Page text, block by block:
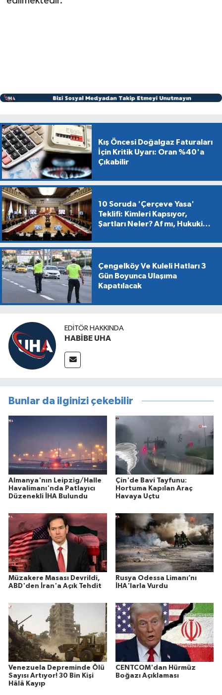
Kış Öncesi Doğalgaz Faturaları
İçin Kritik Uyarı: Oran %40'a
Çıkabilir
10 Soruda 'Çerçeve Yasa'
Teklifi: Kimleri Kapsıyor,
Şartları Neler? Af mı, Hukuki
Çengelköy Ve Kuleli Hatları 3
Gün Boyunca Ulaşıma
Kapatılacak
EDITÖR HAKKINDA
HABİBE UHA
Bunlar da ilginizi çekebilir
Almanya'nın Leipzig/Halle
Havalimanı'nda Patlayıcı
Düzenekli İHA Bulundu
Çin'de Bavi Tayfunu:
Hortuma Kapılan Araç
Havaya Uçtu
Müzakere Masası Devrildi,
ABD'den İran'a Açık Tehdit
Rusya Odessa Limanı’nı
İHA'larla Vurdu
Venezuela Depreminde Ölü
Sayısı Artıyor! 30 Bin Kişi
Hâlâ Kayıp
CENTCOM'dan Hürmüz
Boğazı Açıklaması